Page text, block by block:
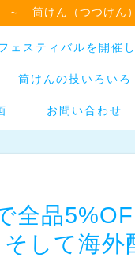
～ 筒けん（つつけん
ェスティバルを開催
筒けんの技いろいろ
お問い合わせ
全品
して海外